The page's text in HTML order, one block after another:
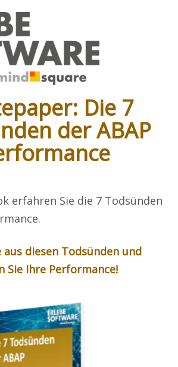
Die 7
der ABAP
erfahren Sie die 7 Todsünden
aus diesen Todsünden und
Sie Ihre Performance!